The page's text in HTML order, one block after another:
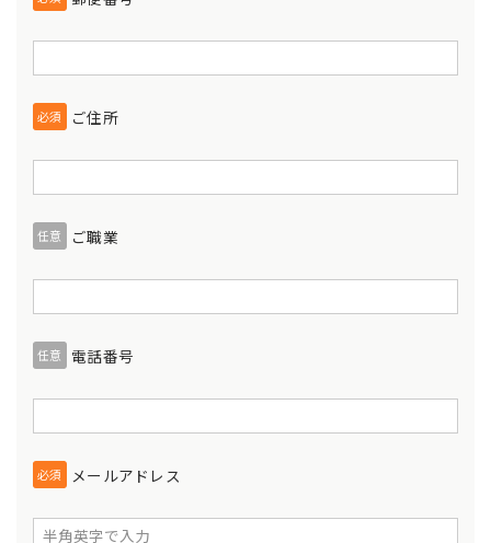
必須 ご住所
任意 ご職業
任意 電話番号
必須 メールアドレス